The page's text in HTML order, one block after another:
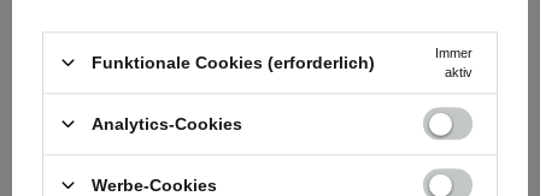
Mont Blanc AMC 5002 AERO Aluminium-Dachgepäckträger
Funktionale Cookies (erforderlich)
Immer
aktiv
Analytics-Cookies
Werbe-Cookies